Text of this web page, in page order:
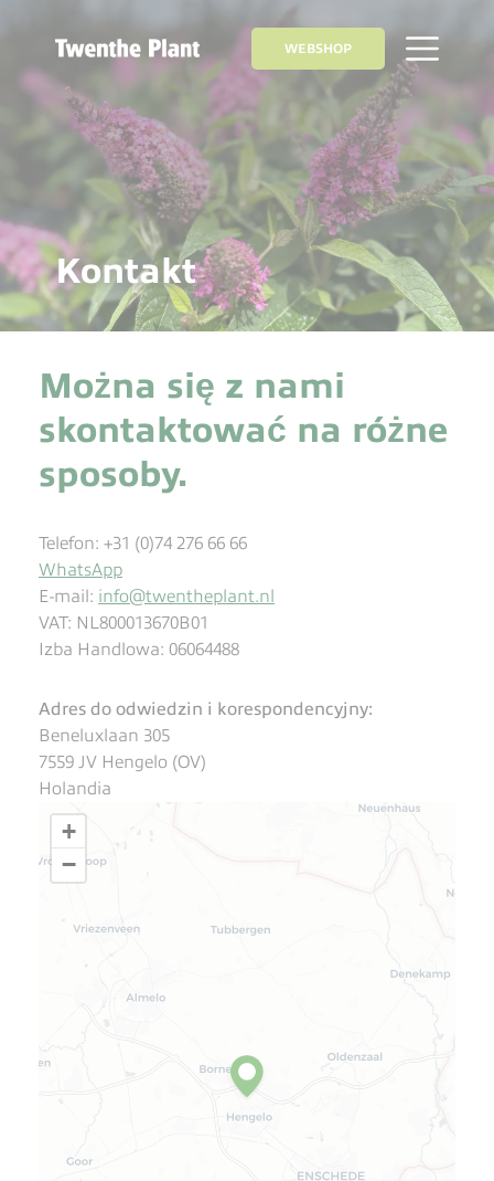
WEBSHOP
Kontakt
Można się z nami
skontaktować na różne
sposoby.
Telefon: +31 (0)74 276 66 66
WhatsApp
E-mail: info@twentheplant.nl
VAT: NL800013670B01
Izba Handlowa: 06064488
Adres do odwiedzin i korespondencyjny:
Beneluxlaan 305
7559 JV Hengelo (OV)
Holandia
+
−